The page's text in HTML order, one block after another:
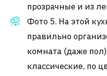
прозрачные и из
Фото 5. На этой
правильно
комната (даже
классические, по